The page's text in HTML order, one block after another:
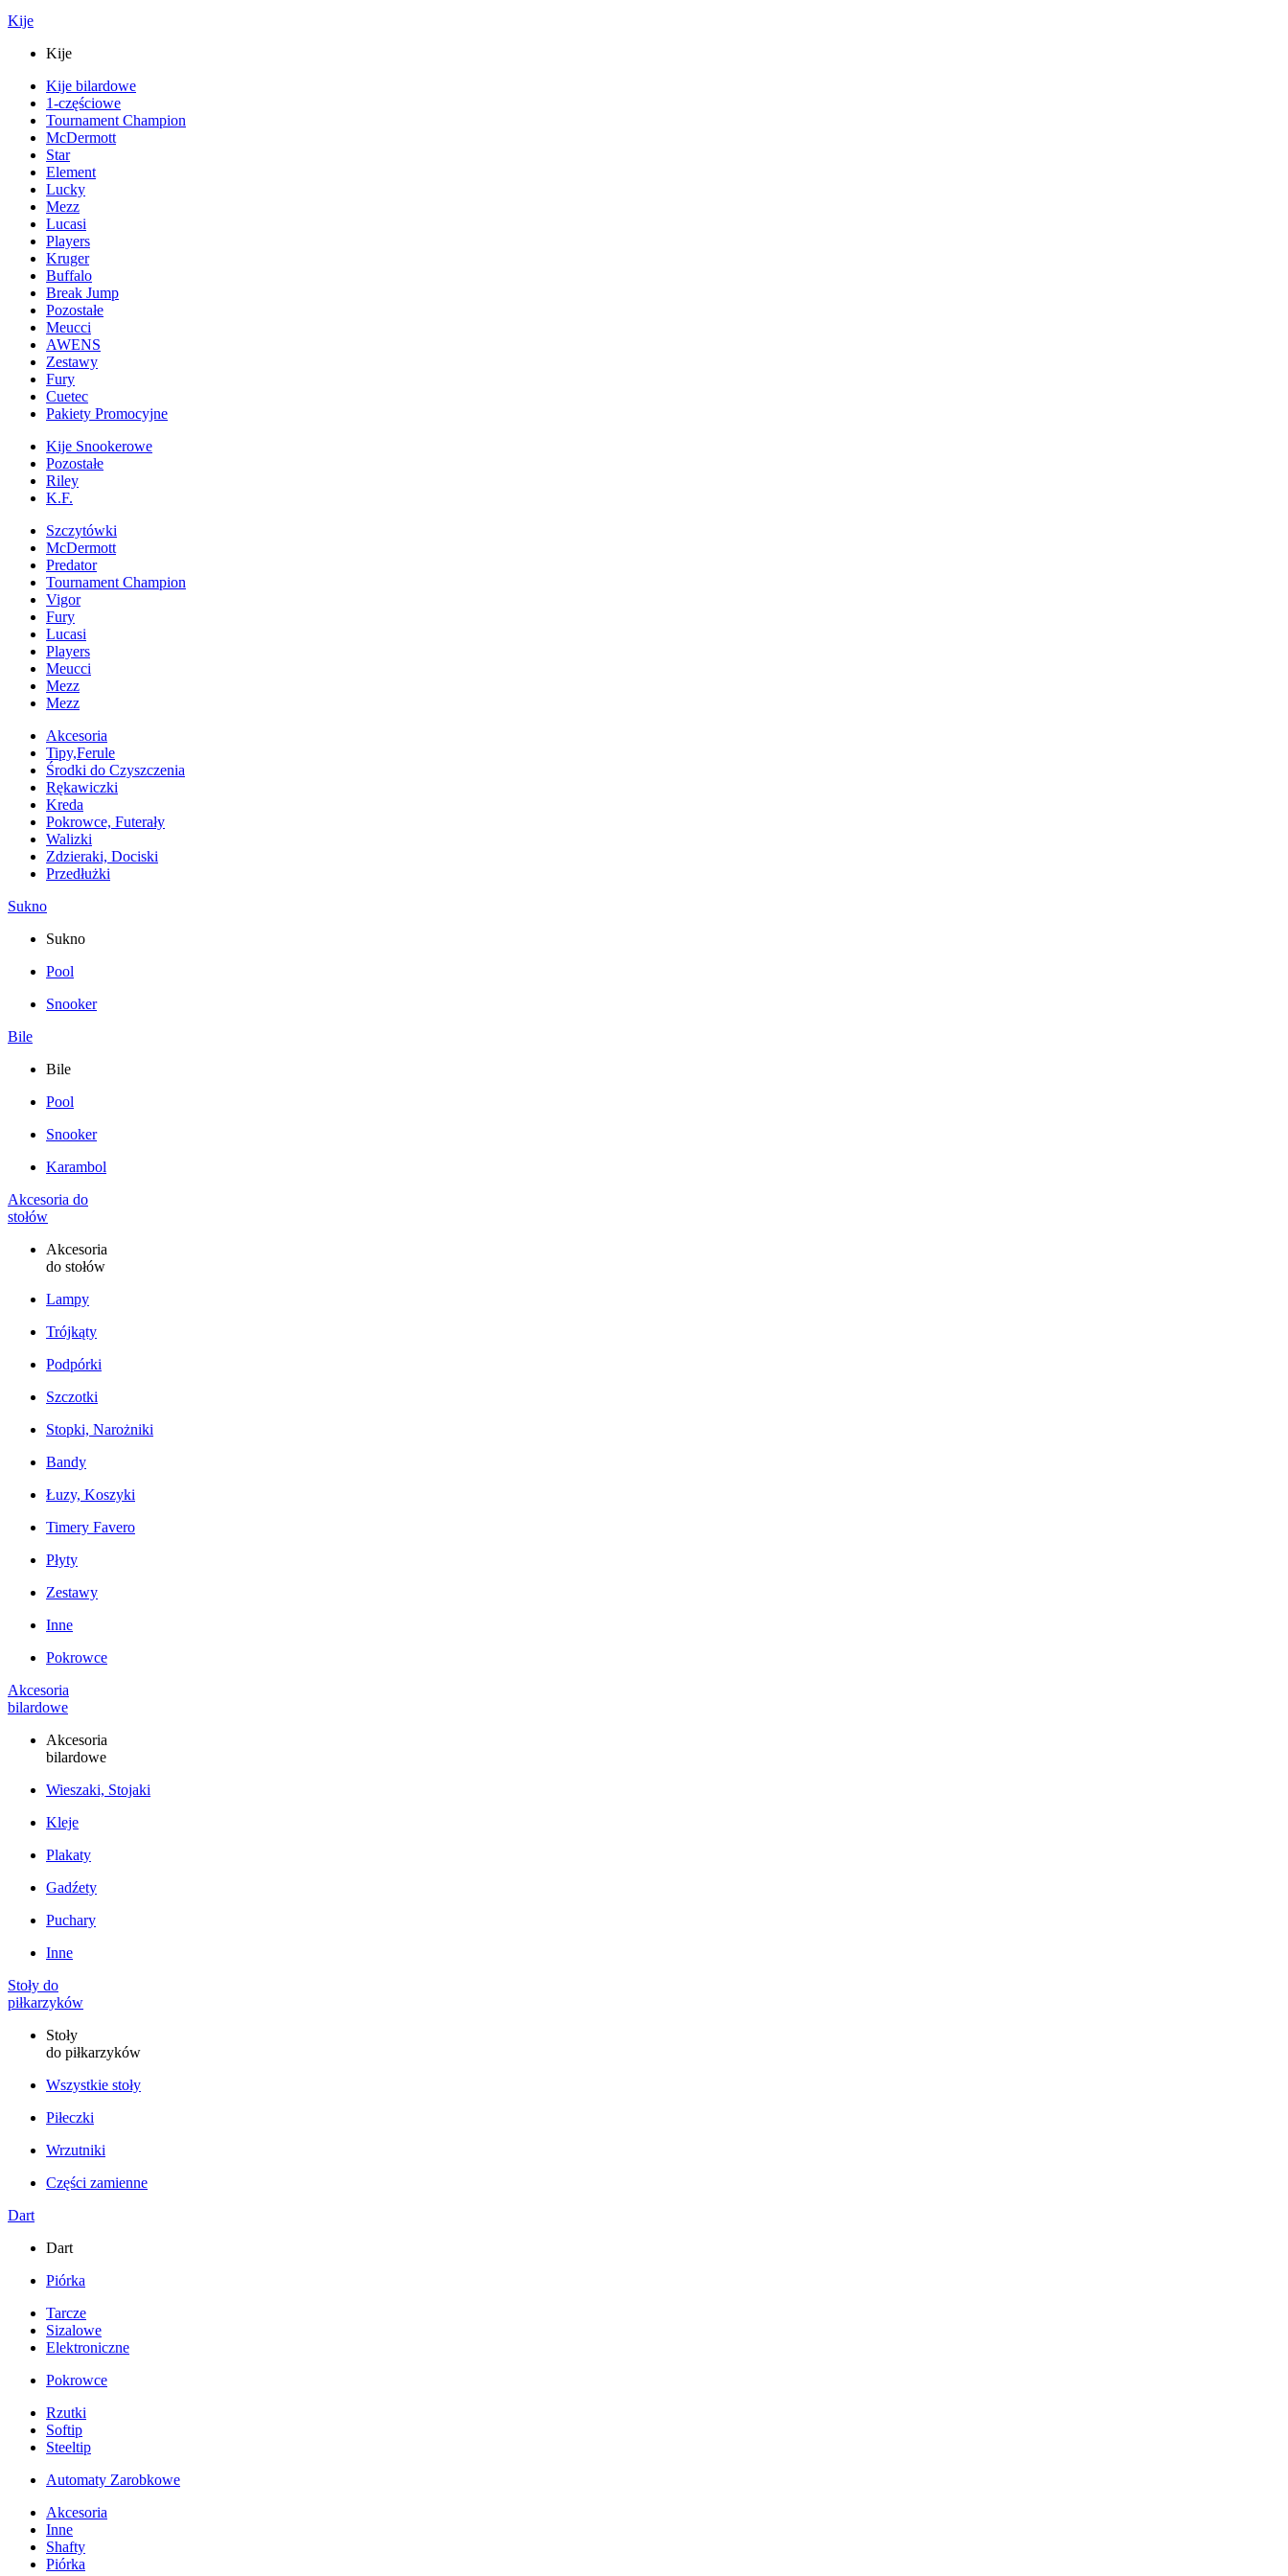
Kije
Kije
Kije bilardowe
1-częściowe
Tournament Champion
McDermott
Star
Element
Lucky
Mezz
Lucasi
Players
Kruger
Buffalo
Break Jump
Pozostałe
Meucci
AWENS
Zestawy
Fury
Cuetec
Pakiety Promocyjne
Kije Snookerowe
Pozostałe
Riley
K.F.
Szczytówki
McDermott
Predator
Tournament Champion
Vigor
Fury
Lucasi
Players
Meucci
Mezz
Mezz
Akcesoria
Tipy,Ferule
Środki do Czyszczenia
Rękawiczki
Kreda
Pokrowce, Futerały
Walizki
Zdzieraki, Dociski
Przedłużki
Sukno
Sukno
Pool
Snooker
Bile
Bile
Pool
Snooker
Karambol
Akcesoria do
stołów
Akcesoria
do stołów
Lampy
Trójkąty
Podpórki
Szczotki
Stopki, Narożniki
Bandy
Łuzy, Koszyki
Timery Favero
Płyty
Zestawy
Inne
Pokrowce
Akcesoria
bilardowe
Akcesoria
bilardowe
Wieszaki, Stojaki
Kleje
Plakaty
Gadźety
Puchary
Inne
Stoły do
piłkarzyków
Stoły
do piłkarzyków
Wszystkie stoły
Piłeczki
Wrzutniki
Części zamienne
Dart
Dart
Piórka
Tarcze
Sizalowe
Elektroniczne
Pokrowce
Rzutki
Softip
Steeltip
Automaty Zarobkowe
Akcesoria
Inne
Shafty
Piórka